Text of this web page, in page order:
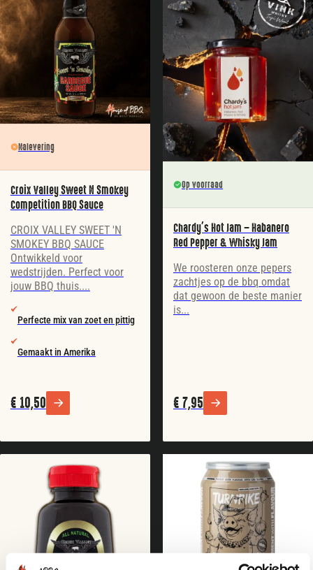
Nalevering
Croix Valley Sweet N Smokey
Competition BBQ Sauce
CROIX VALLEY SWEET 'N
SMOKEY BBQ SAUCE
Ontwikkeld voor
wedstrijden. Perfect voor
jouw BBQ thuis....
Perfecte mix van zoet en pittig
Gemaakt in Amerika
€ 10,50
Op voorraad
Chardy’s Hot Jam – Habanero
Red Pepper & Whisky Jam
We roosteren onze pepers
zachtjes op de bbq omdat
dat gewoon de beste manier
is...
€ 7,95